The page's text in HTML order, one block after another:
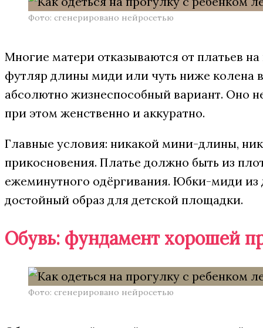
Фото: сгенерировано нейросетью
Многие матери отказываются от платьев
футляр длины миди или чуть ниже колена
абсолютно жизнеспособный вариант. Оно
при этом женственно и аккуратно.
Главные условия: никакой мини-длины,
прикосновения. Платье должно быть из
ежеминутного одёргивания. Юбки-миди из
достойный образ для детской площадки.
Обувь: фундамент хорошей
Фото: сгенерировано нейросетью